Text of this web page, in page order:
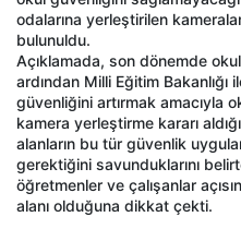
odalarına yerleştirilen
bulunuldu.
Açıklamada, son dönemde
ardından Milli Eğitim Bakanlığı
güvenliğini artırmak amacıyla
kamera yerleştirme kararı
alanların bu tür güvenlik
gerektiğini savunduklarını
öğretmenler ve çalışanlar
alanı olduğuna dikkat çekti.